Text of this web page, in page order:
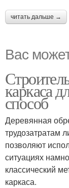
читать дальше →
Вас
каркаса
способ
Деревянная
трудозатратам
позволяют
ситуациях
классический
каркаса.